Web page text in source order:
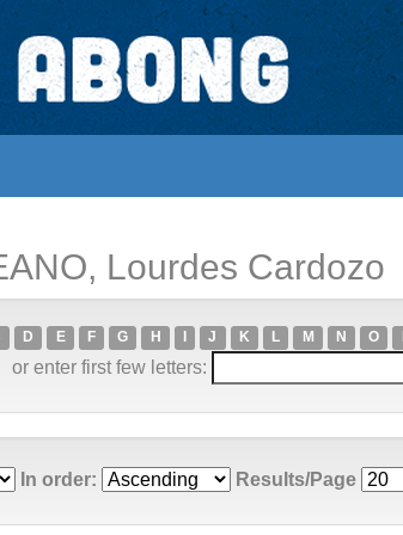
Lourdes Cardozo
D E F G H J K L M N O
or enter first few letters:
In order: Results/Page